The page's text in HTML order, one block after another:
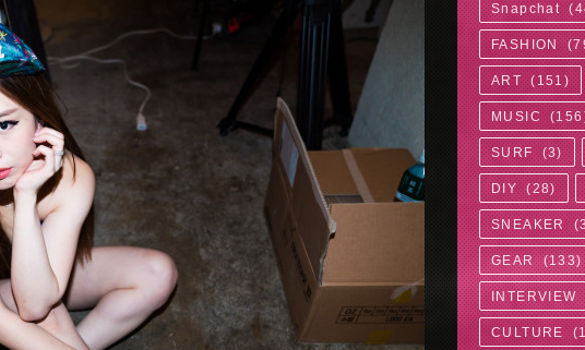
Snapchat (
FASHION (
ART ( 151 )
MUSIC (156
SURF (3)
DIY (28)
SNEAKER (
GEAR (133)
INTERVIEW
CULTURE (